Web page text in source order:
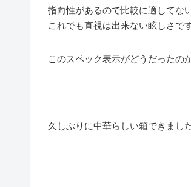
指向性があるので比較に適してな
これでも直視は出来ない眩しさで
このスペック表示がどうだったの
久しぶりに中華らしい箱できました